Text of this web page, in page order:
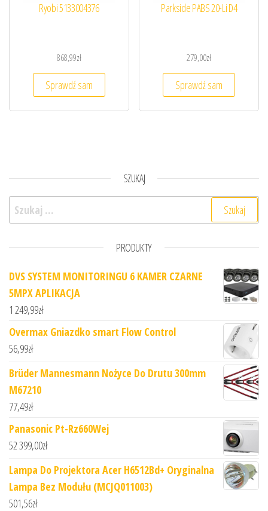
Ryobi 5133004376
868,99zł
Sprawdź sam
Parkside PABS 20-Li D4
279,00zł
Sprawdź sam
SZUKAJ
Szukaj:
PRODUKTY
DVS SYSTEM MONITORINGU 6 KAMER CZARNE
5MPX APLIKACJA
1 249,99zł
Overmax Gniazdko smart Flow Control
56,99zł
Brüder Mannesmann Nożyce Do Drutu 300mm
M67210
77,49zł
Panasonic Pt-Rz660Wej
52 399,00zł
Lampa Do Projektora Acer H6512Bd+ Oryginalna
Lampa Bez Modułu (MCJQ011003)
501,56zł